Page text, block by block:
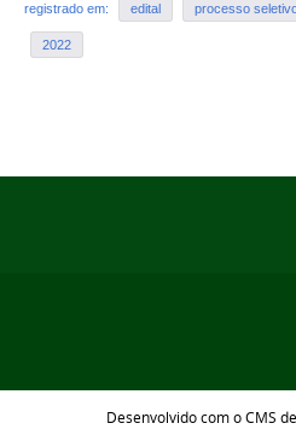
registrado em: edital processo
2022
Desenvolvido com o CMS